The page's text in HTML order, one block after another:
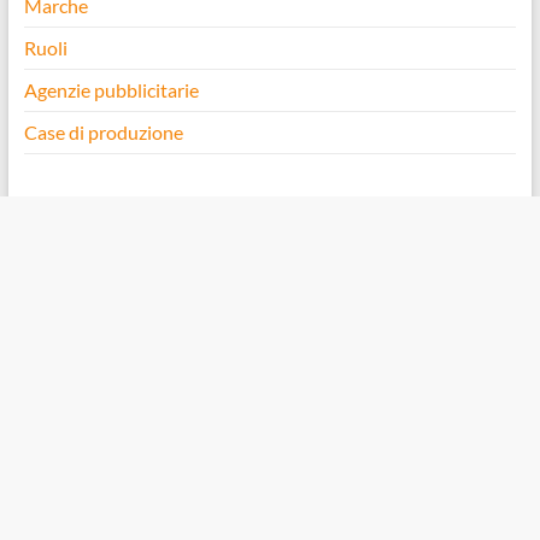
Marche
Ruoli
Agenzie pubblicitarie
Case di produzione